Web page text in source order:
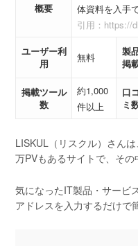
概要
体資料を入手
引用：https://
ユーザー利
用
無料
製
掲
掲載ツール
数
約1,000
件以上
口コ
ミ
LISKUL（リスクル）さん
万PVもあるサイトで、その
気になったIT製品・サービ
アドレスを入力するだけで